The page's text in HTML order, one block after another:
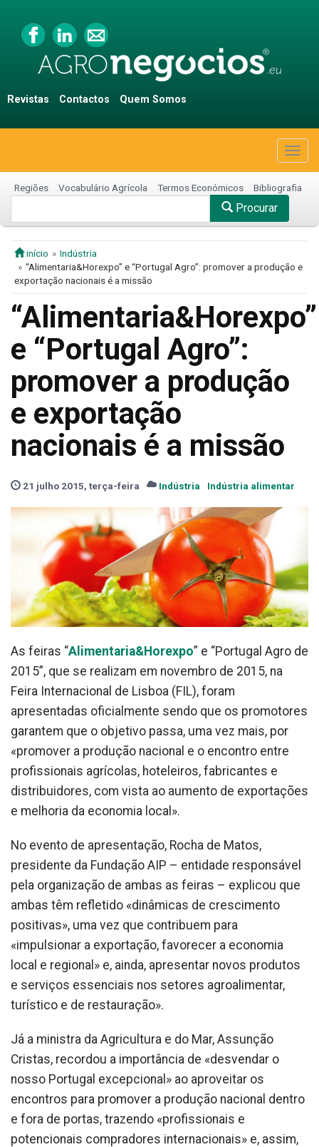
Revistas Contactos Quem Somos
Regiões Vocabulário Agrícola Termos Económicos Bibliografia
Procurar
início
Indústria
“Alimentaria&Horexpo” e “Portugal Agro”: promover a produção e
exportação nacionais é a missão
“Alimentaria&Horexpo”
e “Portugal Agro”:
promover a produção
e exportação
nacionais é a missão
21 julho 2015, terça-feira Indústria Indústria alimentar
As feiras “Alimentaria&Horexpo” e “Portugal Agro de
2015”, que se realizam em novembro de 2015, na
Feira Internacional de Lisboa (FIL), foram
apresentadas oficialmente sendo que os promotores
garantem que o objetivo passa, uma vez mais, por
«promover a produção nacional e o encontro entre
profissionais agrícolas, hoteleiros, fabricantes e
distribuidores, com vista ao aumento de exportações
e melhoria da economia local».
No evento de apresentação, Rocha de Matos,
presidente da Fundação AIP – entidade responsável
pela organização de ambas as feiras – explicou que
ambas têm refletido «dinâmicas de crescimento
positivas», uma vez que contribuem para
«impulsionar a exportação, favorecer a economia
local e regional» e, ainda, apresentar novos produtos
e serviços essenciais nos setores agroalimentar,
turístico e de restauração».
Já a ministra da Agricultura e do Mar, Assunção
Cristas, recordou a importância de «desvendar o
nosso Portugal excepcional» ao aproveitar os
encontros para promover a produção nacional dentro
e fora de portas, trazendo «profissionais e
potencionais compradores internacionais» e, assim,